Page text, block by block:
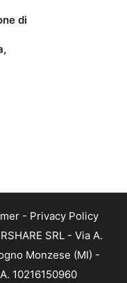
di
- Privacy Policy
SRL - Via A.
Monzese (MI) -
10216150960